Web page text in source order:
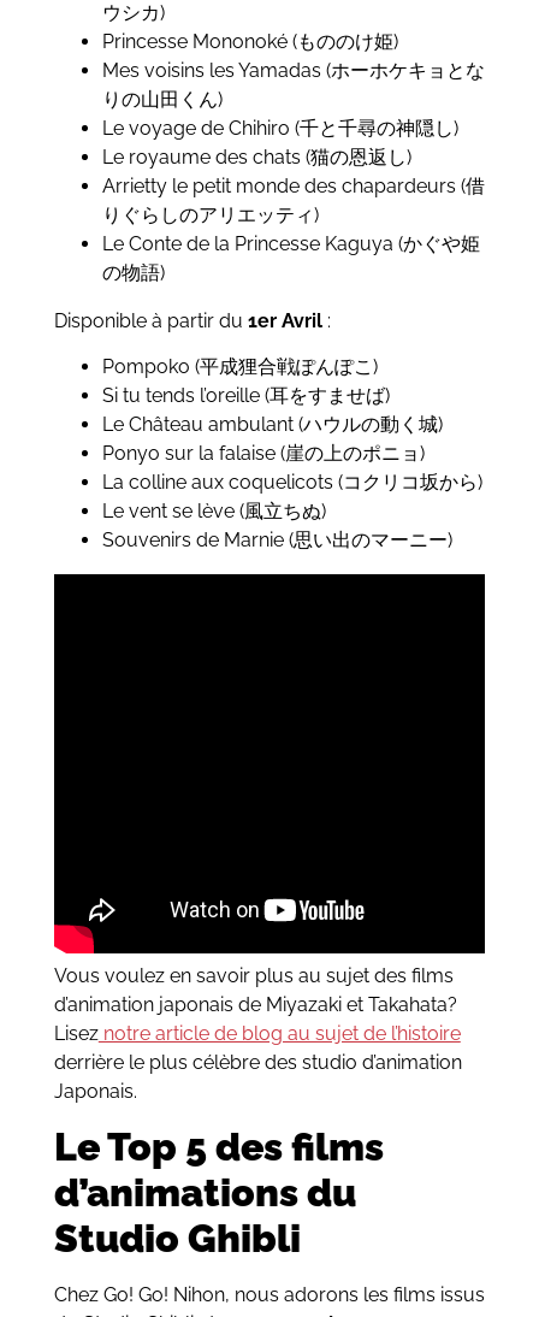
ウシカ)
Princesse Mononoké (もののけ姫)
Mes voisins les Yamadas (ホーホケキョとな
りの山田くん)
Le voyage de Chihiro (千と千尋の神隠し)
Le royaume des chats (猫の恩返し)
Arrietty le petit monde des chapardeurs (借
りぐらしのアリエッティ)
Le Conte de la Princesse Kaguya (かぐや姫
の物語)
Disponible à partir du 1er Avril:
Pompoko (平成狸合戦ぽんぽこ)
Si tu tends l’oreille (耳をすませば)
Le Château ambulant (ハウルの動く城)
Ponyo sur la falaise (崖の上のポニョ)
La colline aux coquelicots (コクリコ坂から)
Le vent se lève (風立ちぬ)
Souvenirs de Marnie (思い出のマーニー)
Vous voulez en savoir plus au sujet des films
d’animation japonais de Miyazaki et Takahata?
Liseznotre article de blog au sujet de l’histoire
derrière le plus célèbre des studio d’animation
Japonais.
Le Top 5 des films
d’animations du
Studio Ghibli
Chez Go! Go! Nihon, nous adorons les films issus